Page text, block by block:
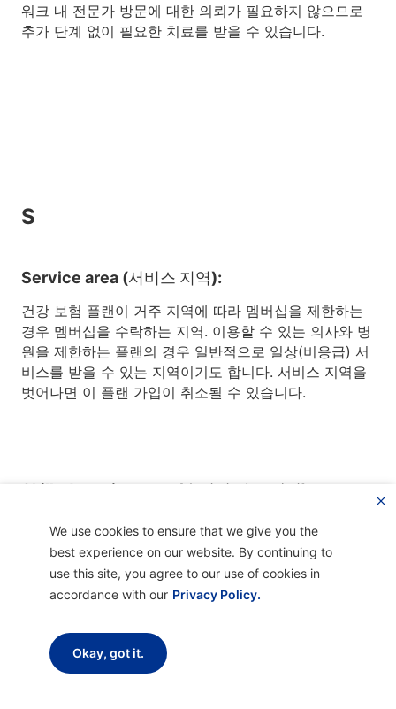
워크 내 전문가 방문에 대한 의뢰가 필요하지 않으므로
추가 단계 없이 필요한 치료를 받을 수 있습니다.
S
Service area (서비스 지역):
건강 보험 플랜이 거주 지역에 따라 멤버십을 제한하는
경우 멤버십을 수락하는 지역. 이용할 수 있는 의사와 병
원을 제한하는 플랜의 경우 일반적으로 일상(비응급) 서
비스를 받을 수 있는 지역이기도 합니다. 서비스 지역을
벗어나면 이 플랜 가입이 취소될 수 있습니다.
Skilled nursing care (숙련된 간호 케어):
정맥 주사와 같은 케어는 공인 간호사 또는 의사만 제공
할 수 있습니다.
Skilled nursing facility (전문 간호 시설, SNF):
숙련된 간호 케어 및 대부분의 경우 숙련된 재활 서비스
We use cookies to ensure that we give you the
best experience on our website. By continuing to
use this site, you agree to our use of cookies in
accordance with our Privacy Policy.
Okay, got it.